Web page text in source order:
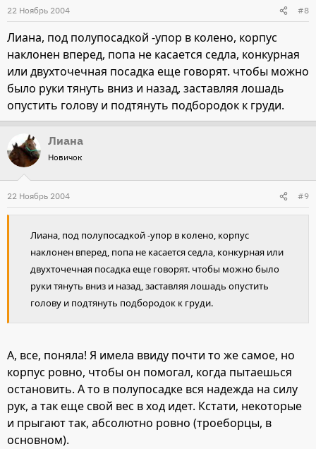
22 Ноябрь 2004 #8
Лиана, под полупосадкой -упор в колено, корпус
наклонен вперед, попа не касается седла, конкурная
или двухточечная посадка еще говорят. чтобы можно
было руки тянуть вниз и назад, заставляя лошадь
опустить голову и подтянуть подбородок к груди.
Лиана
Новичок
22 Ноябрь 2004 #9
Лиана, под полупосадкой -упор в колено, корпус
наклонен вперед, попа не касается седла, конкурная или
двухточечная посадка еще говорят. чтобы можно было
руки тянуть вниз и назад, заставляя лошадь опустить
голову и подтянуть подбородок к груди.
А, все, поняла! Я имела ввиду почти то же самое, но
корпус ровно, чтобы он помогал, когда пытаешься
остановить. А то в полупосадке вся надежда на силу
рук, а так еще свой вес в ход идет. Кстати, некоторые
и прыгают так, абсолютно ровно (троеборцы, в
основном).